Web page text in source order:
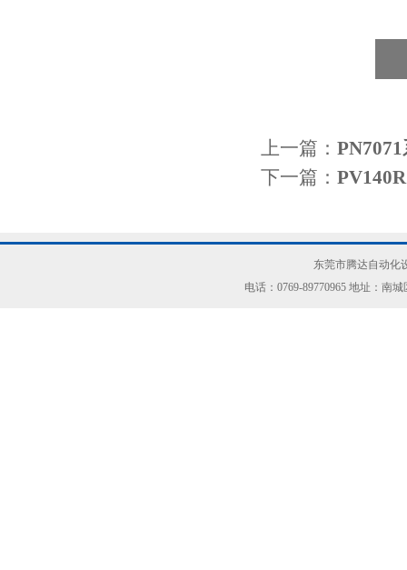
上一篇：
下一篇：
东莞市腾达自动化
电话：0769-89770965 地址：南